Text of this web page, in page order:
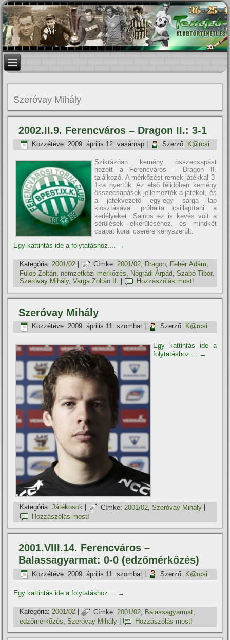
Szeróvay Mihály
2002.II.9. Ferencváros – Dragon II.: 3-1
Közzétéve: 2009. április 12. vasárnap Szerző: K@rcsi
Szikrázóan kemény összecsapást
hozott a Ferencváros – Dragon II.
találkozó. A mérkőzést remek játékkal 3-
1-ra nyertük. Az első félidőben kemény
összecsapások jellemezték a játékot, és
a játékvezető egy-egy sárga lap
kiosztásával próbálta csillapí­tani a
kedélyeket. Sajnos ez is kevés volt a
sérülések elkerüléséhez, és mindkét
csapat korai cserére kényszerült.
Egy kattintás ide a folytatáshoz.... →
Kategória: 2001/02 | Címke: 2001/02, Dragon, Fehér Ádám,
Fülöp Zoltán, nemzetközi mérkőzés, Nógrádi Árpád,Szabó Tibor,
Szeróvay Mihály,Varga Zoltán II. Hozzászólás most!
Szeróvay Mihály
Közzétéve: 2009. április 11. szombat Szerző: K@rcsi
Egy kattintás ide a
folytatáshoz.... →
Kategória: Játékosok | Címke: 2001/02 ,Szeróvay Mihály
Hozzászólás most!
2001.VIII.14. Ferencváros –
Balassagyarmat: 0-0 (edzőmérkőzés)
Közzétéve: 2009. április 11. szombat Szerző: K@rcsi
Egy kattintás ide a folytatáshoz.... →
Kategória: 2001/02 | Címke: 2001/02 Balassagyarmat
edzőmérkőzés ,Szeróvay Mihály Hozzászólás most!